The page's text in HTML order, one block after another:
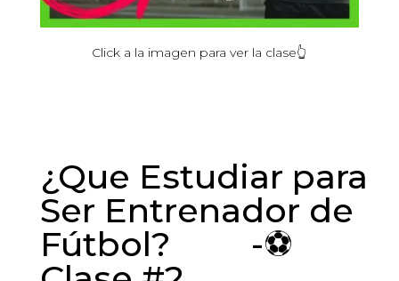
Click a la imagen para ver la clase👆
¿Que Estudiar para
Ser Entrenador de
Fútbol? -⚽